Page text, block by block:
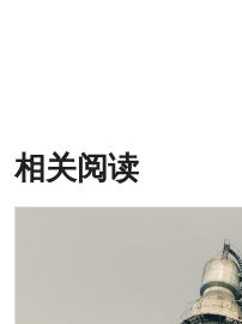
相关阅读